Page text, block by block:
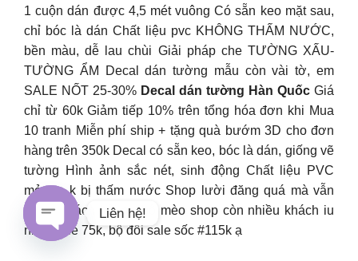
1 cuộn dán được 4,5 mét vuông Có sẵn keo mặt sau,
chỉ bóc là dán Chất liệu pvc KHÔNG THẤM NƯỚC,
bền màu, dễ lau chùi Giải pháp che TƯỜNG XẤU-
TƯỜNG ẨM Decal dán tường mẫu còn vài tờ, em
SALE NỐT 25-30% Decal dán tường Hàn Quốc Giá
chỉ từ 60k Giảm tiếp 10% trên tổng hóa đơn khi Mua
10 tranh Miễn phí ship + tặng quà bướm 3D cho đơn
hàng trên 350k Decal có sẵn keo, bóc là dán, giống vẽ
tường Hình ảnh sắc nét, sinh động Chất liệu PVC
mỏng , k bị thấm nước Shop lười đăng quá mà vẫn
nhiều khách hỏi ạ . bộ mèo shop còn nhiều khách iu
nhé Bộ lẻ 75k, bộ đôi sale sốc #115k ạ
Liên hệ!